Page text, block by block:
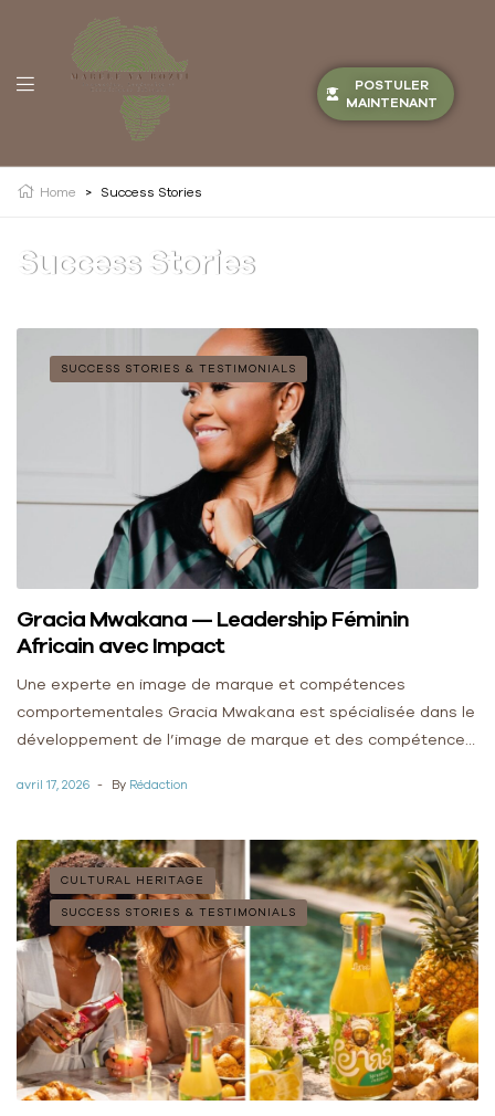
POSTULER
MAINTENANT
Home > Success Stories
Success Stories
SUCCESS STORIES & TESTIMONIALS
Gracia Mwakana — Leadership Féminin
Africain avec Impact
Une experte en image de marque et compétences
comportementales Gracia Mwakana est spécialisée dans le
développement de l’image de marque et des compétences
entrepreneurs. […]
avril 17, 2026 By Rédaction
CULTURAL HERITAGE
SUCCESS STORIES & TESTIMONIALS